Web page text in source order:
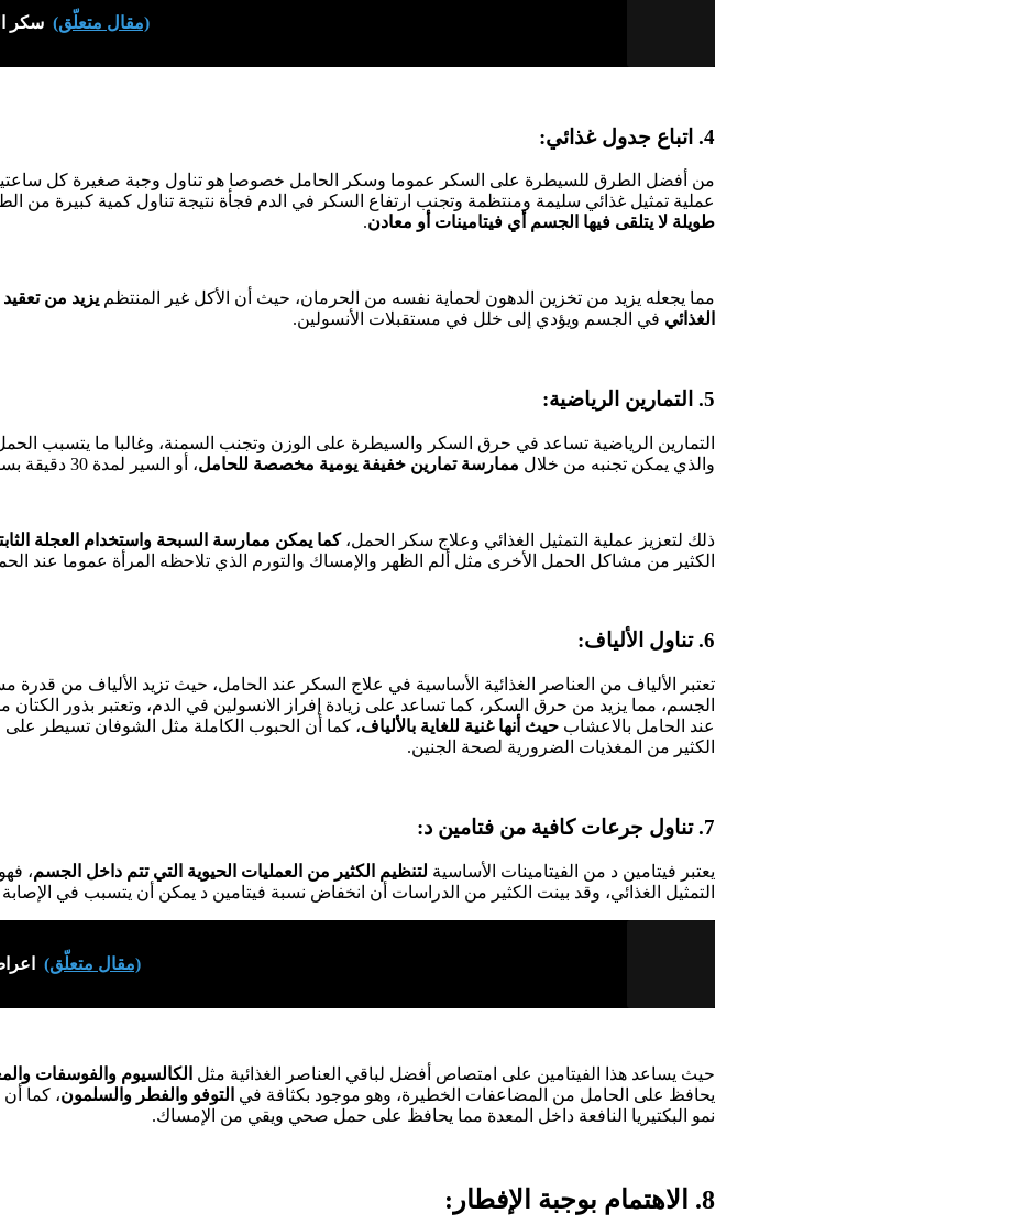
(مقال متعلّق) سكر
4. اتباع جدول غذائي:
من أفضل الطرق للسيطرة على السكر عموما وسكر الحامل خصوصا هو تناول وجبة صغيرة كل
عملية تمثيل غذائي سليمة ومنتظمة وتجنب ارتفاع السكر في الدم فجأة نتيجة تناول كمية كبيرة من
طويلة لا يتلقى فيها الجسم أي فيتامينات أو معادن.
مما يجعله يزيد من تخزين الدهون لحماية نفسه من الحرمان، حيث أن الأكل غير المنتظم يزيد من
الغذائي في الجسم ويؤدي إلى خلل في مستقبلات الأنسولين.
5. التمارين الرياضية:
التمارين الرياضية تساعد في حرق السكر والسيطرة على الوزن وتجنب السمنة، وغالبا ما يتسبب
والذي يمكن تجنبه من خلال ممارسة تمارين خفيفة يومية مخصصة للحامل، أو السير لمدة 30 دقيقة بسرعة بطيئة.
ذلك لتعزيز عملية التمثيل الغذائي وعلاج سكر الحمل،كما يمكن ممارسة السبحة واستخدام العجلة
الكثير من مشاكل الحمل الأخرى مثل ألم الظهر والإمساك والتورم الذي تلاحظه المرأة عموما عند
6. تناول الألياف:
تعتبر الألياف من العناصر الغذائية الأساسية في علاج السكر عند الحامل، حيث تزيد الألياف من قدرة
الجسم، مما يزيد من حرق السكر، كما تساعد على زيادة إفراز الانسولين في الدم، وتعتبر بذور
عند الحامل بالاعشاب حيث أنها غنية للغاية بالألياف، كما أن الحبوب الكاملة مثل الشوفان تسيطر
الكثير من المغذيات الضرورية لصحة الجنين.
7. تناول جرعات كافية من فتامين د:
يعتبر فيتامين د من الفيتامينات الأساسية لتنظيم الكثير من العمليات الحيوية التي تتم داخل الجسم،
التمثيل الغذائي، وقد بينت الكثير من الدراسات أن انخفاض نسبة فيتامين د يمكن أن يتسبب في
(مقال متعلّق)
حيث يساعد هذا الفيتامين على امتصاص أفضل لباقي العناصر الغذائية مثل الكالسيوم والفوسفات
يحافظ على الحامل من المضاعفات الخطيرة، وهو موجود بكثافة في التوفو والفطر والسلمون، كما
نمو البكتيريا النافعة داخل المعدة مما يحافظ على حمل صحي ويقي من الإمساك.
8. الاهتمام بوجبة الإفطار: